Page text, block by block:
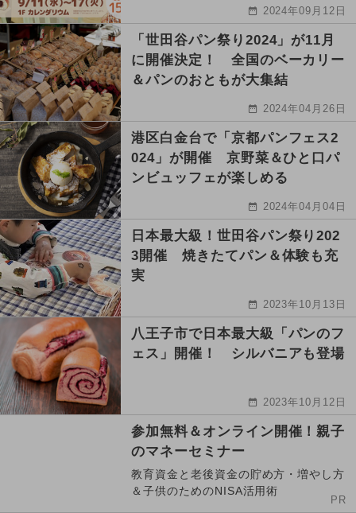
2024年09月12日
「世田谷パン祭り2024」が11月
に開催決定！ 全国のベーカリー
＆パンのおともが大集結
2024年04月26日
港区白金台で「京都パンフェス2
024」が開催 京野菜＆ひと口パ
ンビュッフェが楽しめる
2024年04月04日
日本最大級！世田谷パン祭り202
3開催 焼きたてパン＆体験も充
実
2023年10月13日
八王子市で日本最大級「パンのフ
ェス」開催！ シルバニアも登場
2023年10月12日
参加無料＆オンライン開催！親子
のマネーセミナー
教育資金と老後資金の貯め方・増やし方
＆子供のためのNISA活用術
PR